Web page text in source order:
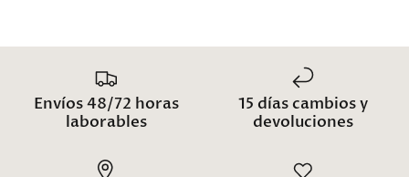
Envíos 48/72 horas
laborables
15 días cambios y
devoluciones